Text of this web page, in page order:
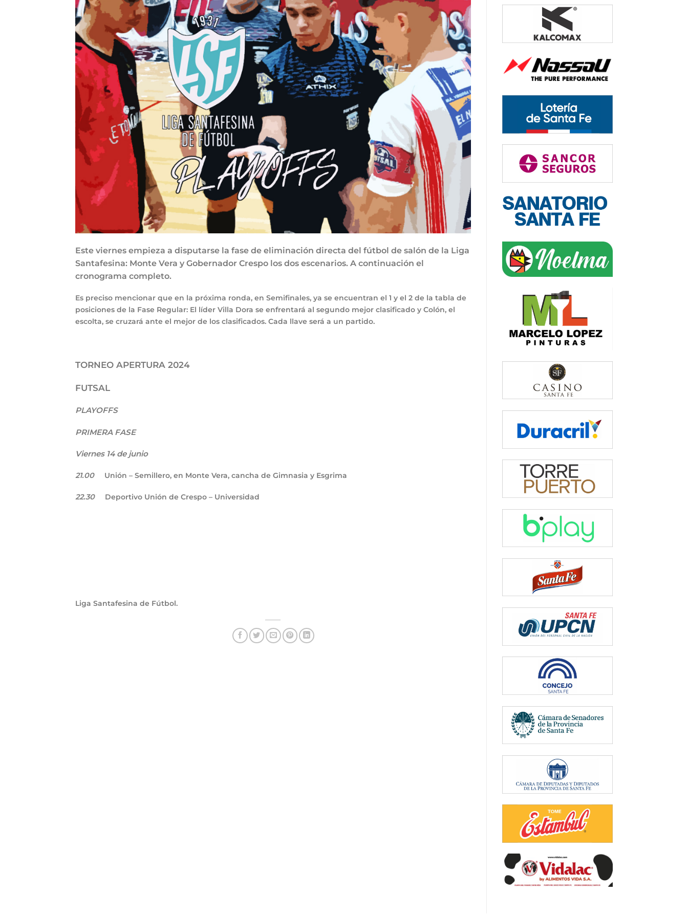
Este viernes empieza a disputarse la fase de eliminación directa del fútbol de salón de la Liga
Santafesina: Monte Vera y Gobernador Crespo los dos escenarios. A continuación el
cronograma completo.
Es preciso mencionar que en la próxima ronda, en Semifinales, ya se encuentran el 1 y el 2 de la tabla de
posiciones de la Fase Regular: El líder Villa Dora se enfrentará al segundo mejor clasificado y Colón, el
escolta, se cruzará ante el mejor de los clasificados. Cada llave será a un partido.
TORNEO APERTURA 2024
FUTSAL
PLAYOFFS
PRIMERA FASE
Viernes 14 de junio
21.00 Unión – Semillero, en Monte Vera, cancha de Gimnasia y Esgrima
22.30 Deportivo Unión de Crespo – Universidad
Liga Santafesina de Fútbol.